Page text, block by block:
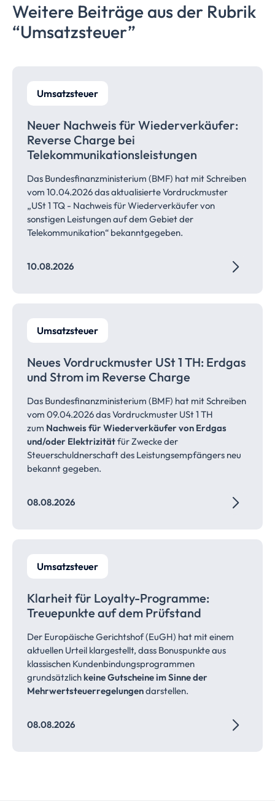
Weitere Beiträge aus der Rubrik
“Umsatzsteuer”
Umsatzsteuer
Neuer Nachweis für Wiederverkäufer:
Reverse Charge bei
Telekommunikationsleistungen
Das Bundesfinanzministerium (BMF) hat mit Schreiben
vom 10.04.2026 das aktualisierte Vordruckmuster
„USt 1 TQ - Nachweis für Wiederverkäufer von
sonstigen Leistungen auf dem Gebiet der
Telekommunikation“ bekanntgegeben.
10.08.2026
Umsatzsteuer
Neues Vordruckmuster USt 1 TH: Erdgas
und Strom im Reverse Charge
Das Bundesfinanzministerium (BMF) hat mit Schreiben
vom 09.04.2026 das Vordruckmuster USt 1 TH
zum Nachweis für Wiederverkäufer von Erdgas
und/oder Elektrizitätfür Zwecke der
Steuerschuldnerschaft des Leistungsempfängers neu
bekannt gegeben.
08.08.2026
Umsatzsteuer
Klarheit für Loyalty-Programme:
Treuepunkte auf dem Prüfstand
Der Europäische Gerichtshof (EuGH) hat mit einem
aktuellen Urteil klargestellt, dass Bonuspunkte aus
klassischen Kundenbindungsprogrammen
grundsätzlichkeine Gutscheine im Sinne der
Mehrwertsteuerregelungendarstellen.
08.08.2026